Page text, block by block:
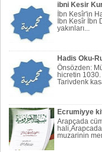
ibni Kesir
İbn Kesîr'in
İbn Kesîr İbn
yakınları...
Hadis Oku-
Önsözden:
hicretin 1030.
Tarivdenk
Ecrumiyye
Arapçada
muzarinin